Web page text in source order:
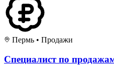
Пермь • Продажи
Специалист по